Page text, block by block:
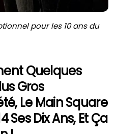
pour les 10 ans du
Quelques
Gros
Le Main Square
Ses Dix Ans, Et Ça